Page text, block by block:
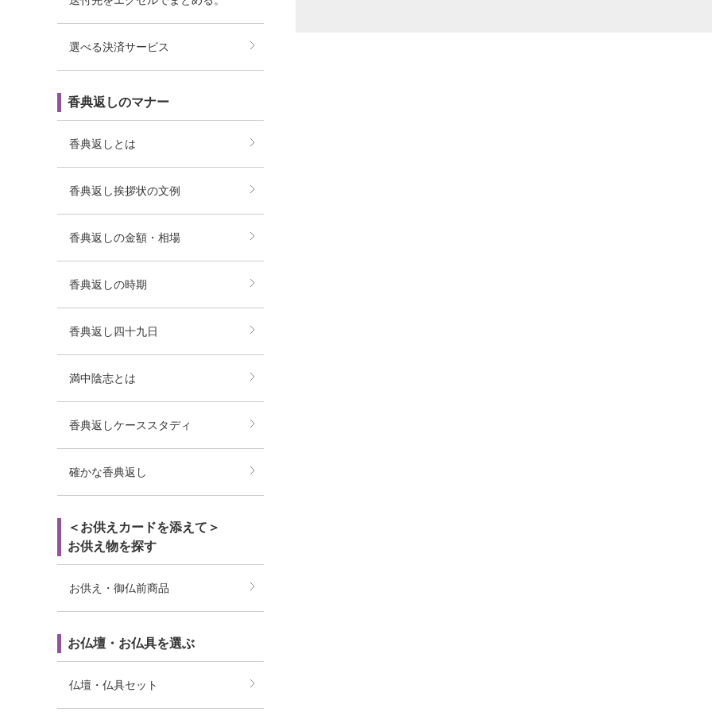
選べる決済サービス
香典返しのマナー
香典返しとは
香典返し挨拶状の文例
香典返しの金額・相場
香典返しの時期
香典返し四十九日
満中陰志とは
香典返しケーススタディ
確かな香典返し
＜お供えカードを添えて＞
お供え物を探す
お供え・御仏前商品
お仏壇・お仏具を選ぶ
仏壇・仏具セット